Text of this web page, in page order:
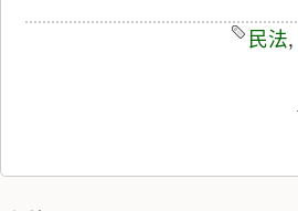
民法,